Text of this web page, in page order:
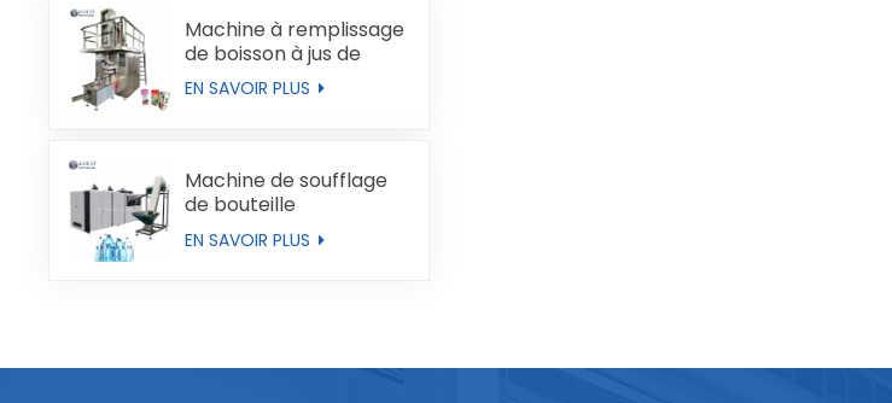
Machine à remplissage
de boisson à jus de
boucles de type brique
EN SAVOIR PLUS
Machine de soufflage
de bouteille
entièrement
automatique
EN SAVOIR PLUS